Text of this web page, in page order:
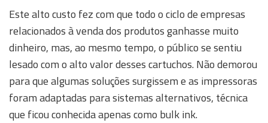
Este alto custo fez com que todo o ciclo de empresas
relacionados à venda dos produtos ganhasse muito
dinheiro, mas, ao mesmo tempo, o público se sentiu
lesado com o alto valor desses cartuchos. Não demorou
para que algumas soluções surgissem e as impressoras
foram adaptadas para sistemas alternativos, técnica
que ficou conhecida apenas como bulk ink.